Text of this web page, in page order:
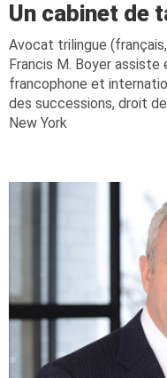
Un cabinet de
Avocat trilingue
Francis M. Boyer
francophone et
des successions, droit
New York